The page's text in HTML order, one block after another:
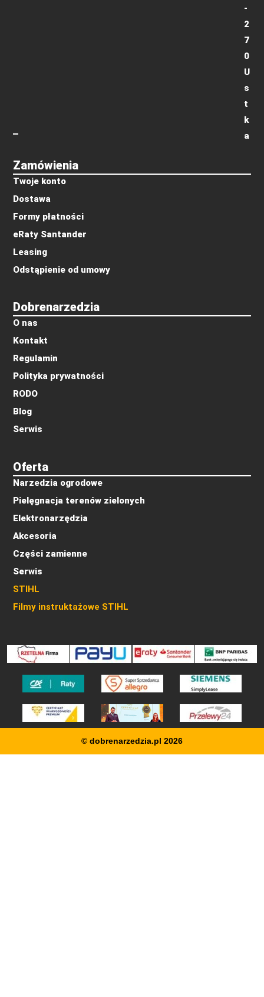
Oferta
Narzedzia ogrodowe
Pielęgnacja terenów zielonych
Elektronarzędzia
Akcesoria
Części zamienne
Serwis
STIHL
Filmy instruktażowe STIHL
Dobrenarzedzia
O nas
Kontakt
Regulamin
Polityka prywatności
RODO
Blog
Serwis
Zamówienia
Twoje konto
Dostawa
Formy płatności
eRaty Santander
Leasing
Odstąpienie od umowy
-
2
7
0
U
s
t
k
a
© dobrenarzedzia.pl 2026